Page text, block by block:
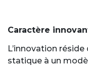
Caractère
L’innovation
statique à un